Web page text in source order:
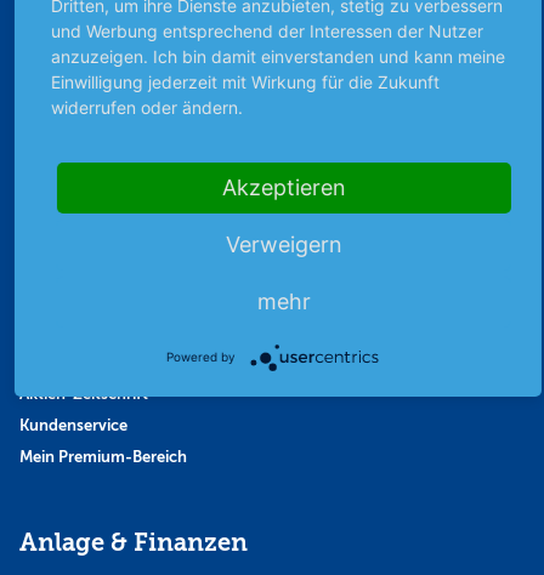
Favoriten
Strategie
Thema der Woche
Aktien-Zeitschrift
Kundenservice
Mein Premium-Bereich
Anlage & Finanzen
Dritten, um ihre Dienste anzubieten, stetig zu verbessern
und Werbung entsprechend der Interessen der Nutzer
anzuzeigen. Ich bin damit einverstanden und kann meine
Einwilligung jederzeit mit Wirkung für die Zukunft
widerrufen oder ändern.
Akzeptieren
Verweigern
mehr
Powered by